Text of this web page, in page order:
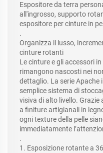
Espositore da terra
all'ingrosso, supporto
espositore per cinture in
.
Organizza il lusso,
cinture rotanti
Le cinture e gli accessori
rimangono nascosti nei
dettaglio. La serie
semplice sistema di
visiva di alto livello.
a finiture artigianali in
ogni texture della pelle
immediatamente
.
1. Esposizione rotante a